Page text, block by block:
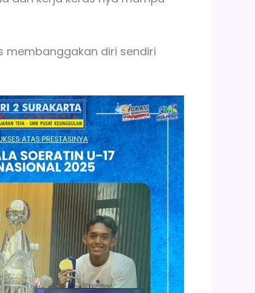
membanggakan diri sendiri